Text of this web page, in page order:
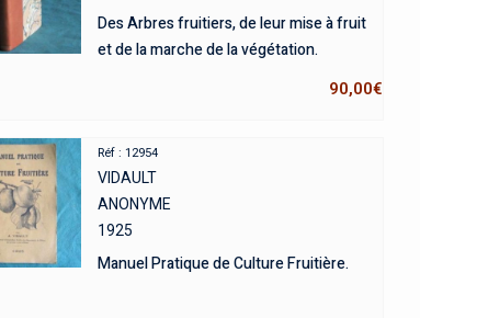
Des Arbres fruitiers, de leur mise à fruit
et de la marche de la végétation.
90,00€
Réf : 12954
VIDAULT
ANONYME
1925
Manuel Pratique de Culture Fruitière.